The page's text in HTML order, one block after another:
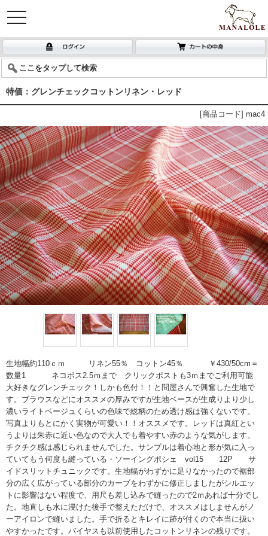
toggle
navigation
ここをタップして検索
特価：グレンチェックコットンリネン・レッド
[商品コード] mac4
生地幅約110ｃｍ リネン55％ コットン45％ ￥430/50cm＝
数量1 ネコポス2.5ｍまで クリックポストも3ｍまでご利用可能
大好きなグレンチェック！しかも色付！！と問屋さんで興奮した生地で
す。ブラウスなどにオススメの厚みですが生地ベースが生成りより少し
濃いライトベージュくらいの色味で総柄のため透け感は強くないです。
写真よりもとにかく実物が可愛い！！オススメです。レッドは真紅とい
うよりは朱赤に近い色なので大人でも着やすい赤のような気がします。
チクチク感は感じられませんでした。サンプルは着心地と形が気に入っ
ていてもう何度も縫っている・ソーイングポシェ vol15 12P サ
イドスリットチュニックです。生地幅がわずかに足りなかったので裾部
分の広く広がっている部分のカーブをわずかに修正しましたがシルエッ
トに影響はない程度で、用尺も差し込みで縫ったので2ｍあれば十分でし
た。地直しも水に浸けた後手で整えただけで、オススメはしませんがノ
ーアイロンで縫いました。手で折るとキレイに跡が付くので本当に扱い
やすかったです。バイヤスも以前使用したコットンリネンの残りです。